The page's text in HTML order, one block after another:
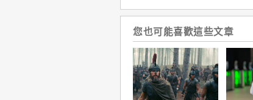
您也可能喜歡這些文章